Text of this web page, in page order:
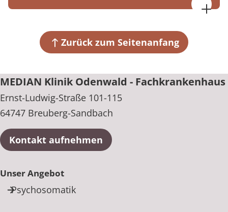
64747 Breuberg-Sandbach
Zurück zum Seitenanfang
MEDIAN Klinik Odenwald - Fachkrankenhaus
Ernst-Ludwig-Straße 101-115
64747 Breuberg-Sandbach
Kontakt aufnehmen
Unser Angebot
Psychosomatik